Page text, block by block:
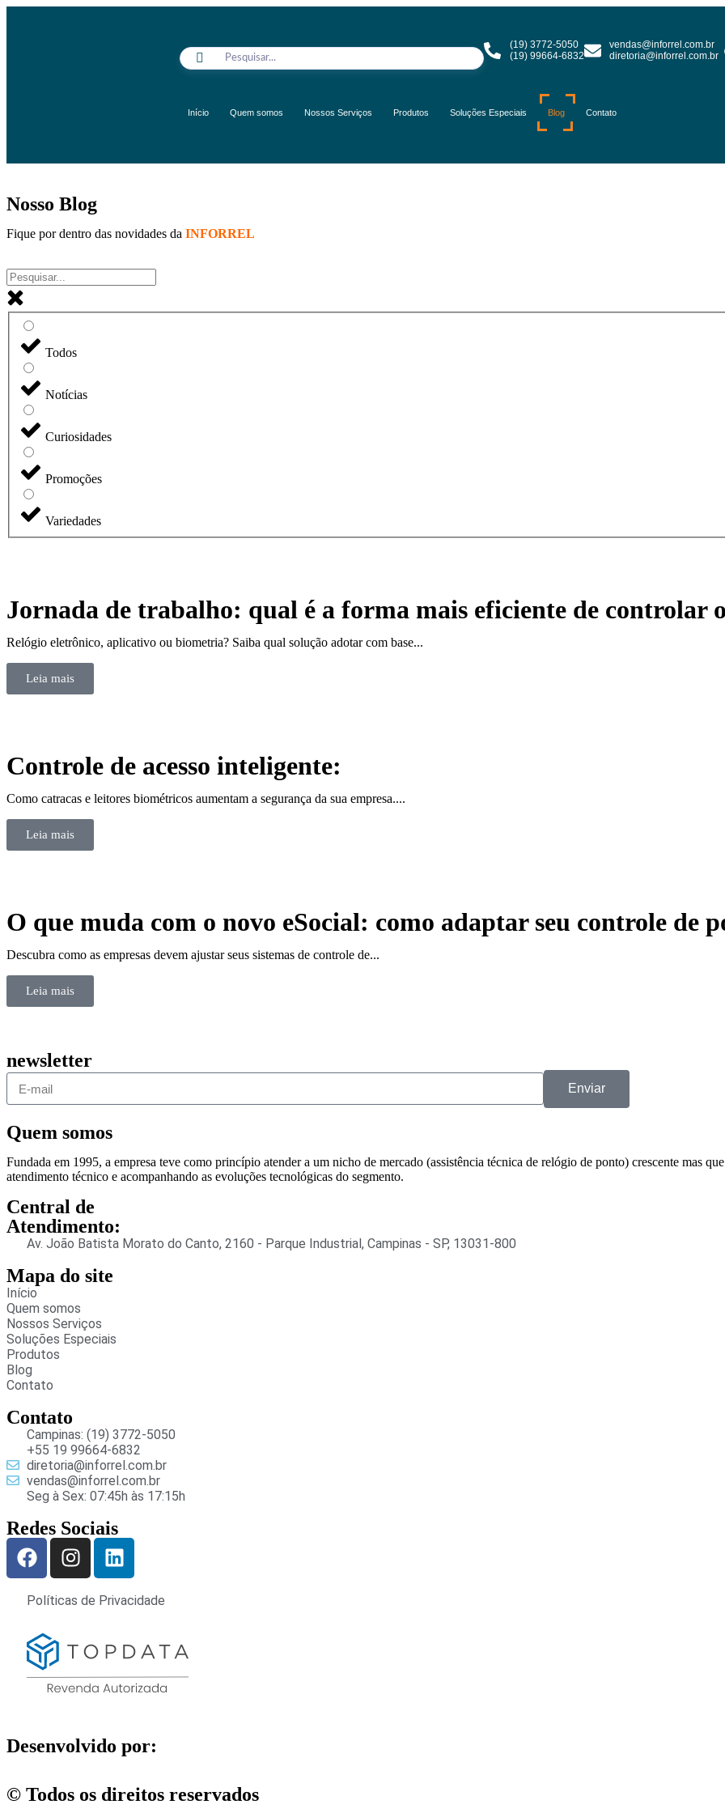
(19) 3772-5050
(19) 99664-6832
vendas@inforrel.com.br
diretoria@inforrel.com.br
Início Quem somos Nossos Serviços Produtos Soluções Especiais Blog Contato
Nosso Blog
Fique por dentro das novidades da INFORREL
Todos
Notícias
Curiosidades
Promoções
Variedades
Jornada de trabalho: qual é a forma mais eficiente de controlar
Relógio eletrônico, aplicativo ou biometria? Saiba qual solução adotar com base...
Leia mais
Controle de acesso inteligente:
Como catracas e leitores biométricos aumentam a segurança da sua empresa....
Leia mais
O que muda com o novo eSocial: como adaptar seu controle de
Descubra como as empresas devem ajustar seus sistemas de controle de...
Leia mais
newsletter
Enviar
Quem somos
Fundada em 1995, a empresa teve como princípio atender a um nicho de mercado (assistência técnica de relógio de ponto) crescente mas
atendimento técnico e acompanhando as evoluções tecnológicas do segmento.
Central de
Atendimento:
Av. João Batista Morato do Canto, 2160 - Parque Industrial, Campinas - SP, 13031-800
Mapa do site
Início
Quem somos
Nossos Serviços
Soluções Especiais
Produtos
Blog
Contato
Contato
Campinas: (19) 3772-5050
+55 19 99664-6832
diretoria@inforrel.com.br
vendas@inforrel.com.br
Seg à Sex: 07:45h às 17:15h
Redes Sociais
Políticas de Privacidade
Desenvolvido por:
© Todos os direitos reservados